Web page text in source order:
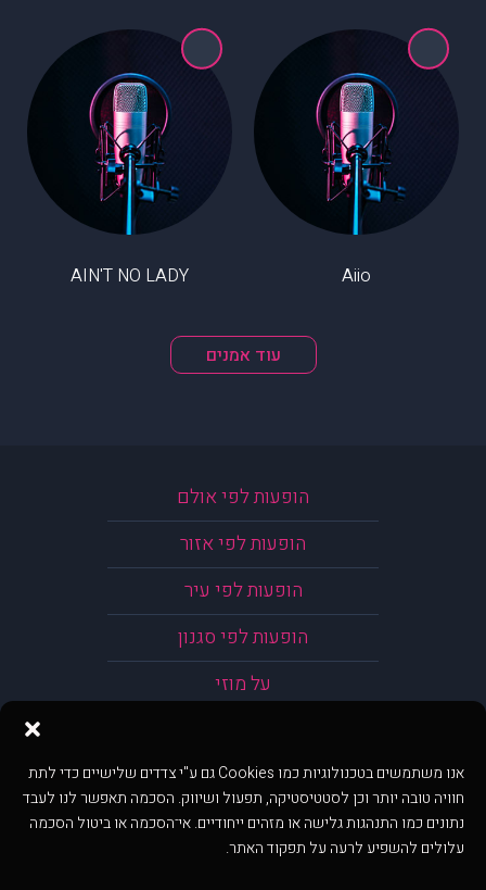
אנו משתמשים בטכנולוגיות כמו Cookies גם ע"י צדדים שלישיים כדי לתת
חוויה טובה יותר וכן לסטטיסטיקה, תפעול ושיווק. הסכמה תאפשר לנו לעבד
נתונים כמו התנהגות גלישה או מזהים ייחודיים. אי־הסכמה או ביטול הסכמה
עלולים להשפיע לרעה על תפקוד האתר.
Aiio
AIN'T NO LADY
עוד אמנים
הופעות לפי אולם
הופעות לפי אזור
הופעות לפי עיר
הופעות לפי סגנון
על מוזי